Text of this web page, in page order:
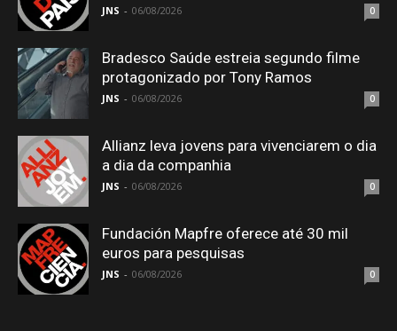
JNS - 06/08/2026 0
Bradesco Saúde estreia segundo filme
protagonizado por Tony Ramos
JNS - 06/08/2026 0
Allianz leva jovens para vivenciarem o dia
a dia da companhia
JNS - 06/08/2026 0
Fundación Mapfre oferece até 30 mil
euros para pesquisas
JNS - 06/08/2026 0